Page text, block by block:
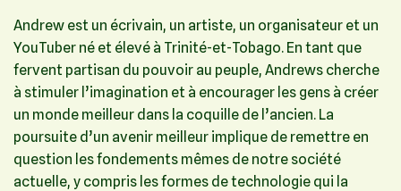
Andrew est un écrivain, un artiste, un organisateur et un
YouTuber né et élevé à Trinité-et-Tobago. En tant que
fervent partisan du pouvoir au peuple, Andrews cherche
à stimuler l’imagination et à encourager les gens à créer
un monde meilleur dans la coquille de l’ancien. La
poursuite d’un avenir meilleur implique de remettre en
question les fondements mêmes de notre société
actuelle, y compris les formes de technologie qui la